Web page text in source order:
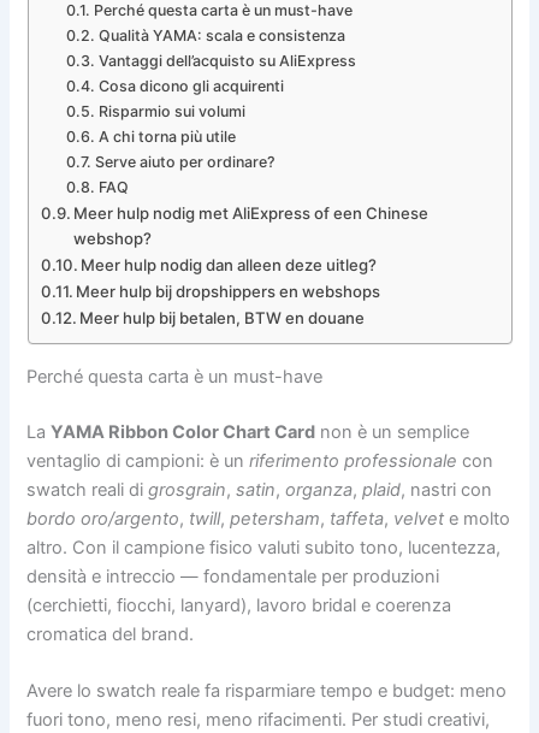
Perché questa carta è un must-have
Qualità YAMA: scala e consistenza
Vantaggi dell’acquisto su AliExpress
Cosa dicono gli acquirenti
Risparmio sui volumi
A chi torna più utile
Serve aiuto per ordinare?
FAQ
Meer hulp nodig met AliExpress of een Chinese
webshop?
Meer hulp nodig dan alleen deze uitleg?
Meer hulp bij dropshippers en webshops
Meer hulp bij betalen, BTW en douane
Perché questa carta è un must-have
LaYAMA Ribbon Color Chart Card non è un semplice
ventaglio di campioni: è unriferimento professionale con
swatch reali digrosgrain,satin,organza,plaid, nastri con
bordo oro/argento, twill,petersham, taffeta, velvet e molto
altro. Con il campione fisico valuti subito tono, lucentezza,
densità e intreccio — fondamentale per produzioni
(cerchietti, fiocchi, lanyard), lavoro bridal e coerenza
cromatica del brand.
Avere lo swatch reale fa risparmiare tempo e budget: meno
fuori tono, meno resi, meno rifacimenti. Per studi creativi,